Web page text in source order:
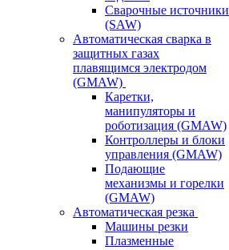
Сварочные источники
(SAW)
Автоматическая сварка в
защитных газах
плавящимся электродом
(GMAW)
Каретки,
манипуляторы и
роботизация (GMAW)
Контроллеры и блоки
управления (GMAW)
Подающие
механизмы и горелки
(GMAW)
Автоматическая резка
Машины резки
Плазменные